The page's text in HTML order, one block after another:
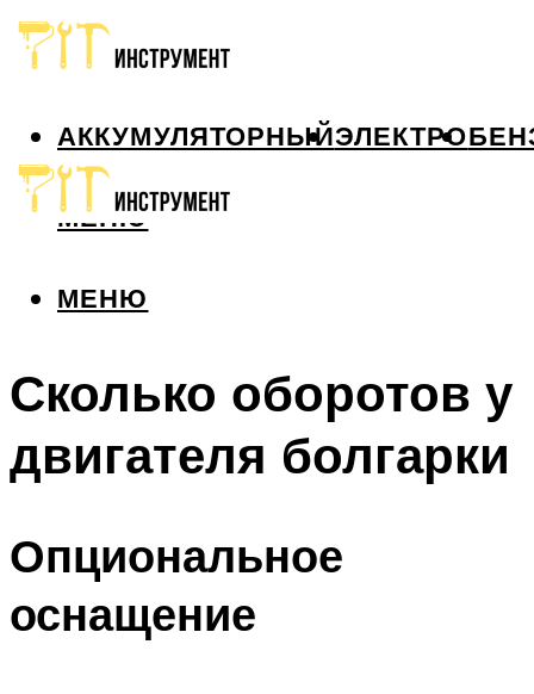
АККУМУЛЯТОРНЫЙЭЛЕКТРО
МЕНЮ
МЕНЮ
Сколько оборотов у
двигателя болгарки
Опциональное
оснащение